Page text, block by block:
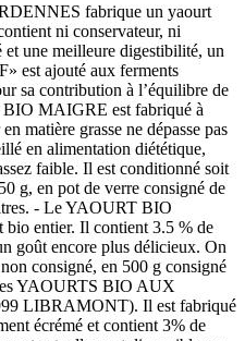
fabrique un yaourt
ni conservateur, ni
et une meilleure digestibilité, un
est ajouté aux ferments
sa contribution à l’équilibre de
MAIGRE est fabriqué à
matière grasse ne dépasse pas
en alimentation diététique,
faible. Il est conditionné soit
g, en pot de verre consigné de
- Le YAOURT BIO
entier. Il contient 3.5 % de
goût encore plus délicieux. On
consigné, en 500 g consigné
YAOURTS BIO AUX
LIBRAMONT). Il est fabriqué
écrémé et contient 3% de